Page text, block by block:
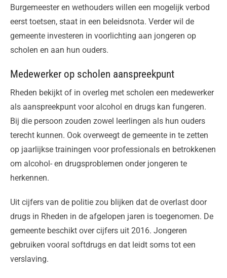
Burgemeester en wethouders willen een mogelijk verbod
eerst toetsen, staat in een beleidsnota. Verder wil de
gemeente investeren in voorlichting aan jongeren op
scholen en aan hun ouders.
Medewerker op scholen aanspreekpunt
Rheden bekijkt of in overleg met scholen een medewerker
als aanspreekpunt voor alcohol en drugs kan fungeren.
Bij die persoon zouden zowel leerlingen als hun ouders
terecht kunnen. Ook overweegt de gemeente in te zetten
op jaarlijkse trainingen voor professionals en betrokkenen
om alcohol- en drugsproblemen onder jongeren te
herkennen.
Uit cijfers van de politie zou blijken dat de overlast door
drugs in Rheden in de afgelopen jaren is toegenomen. De
gemeente beschikt over cijfers uit 2016. Jongeren
gebruiken vooral softdrugs en dat leidt soms tot een
verslaving.